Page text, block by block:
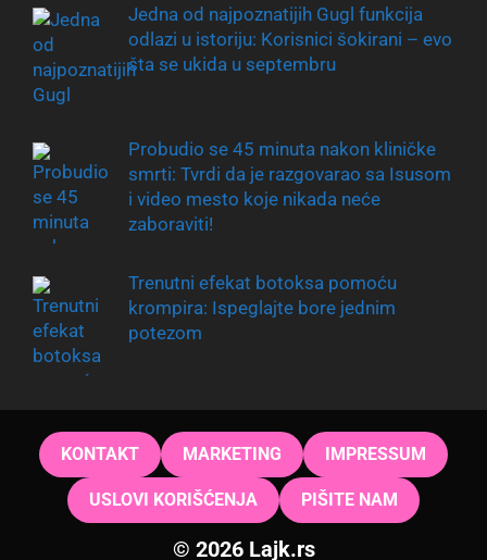
Jedna od najpoznatijih Gugl funkcija
odlazi u istoriju: Korisnici šokirani – evo
šta se ukida u septembru
Probudio se 45 minuta nakon kliničke
smrti: Tvrdi da je razgovarao sa Isusom
i video mesto koje nikada neće
zaboraviti!
Trenutni efekat botoksa pomoću
krompira: Ispeglajte bore jednim
potezom
KONTAKT MARKETING IMPRESSUM
USLOVI KORIŠĆENJA PIŠITE NAM
© 2026 Lajk.rs